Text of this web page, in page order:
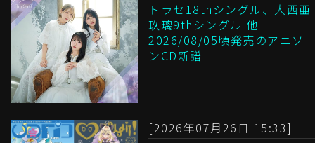
トラセ18thシングル、大西亜
玖璃9thシングル 他
2026/08/05頃発売のアニソ
ンCD新譜
[2026年07月26日 15:33]